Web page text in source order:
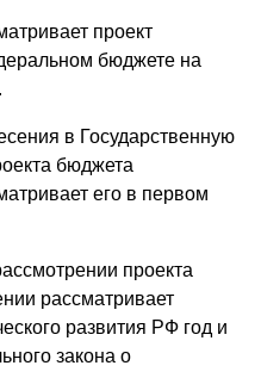
проект
бюджете на
в Государственную
бюджета
его в первом
проекта
рассматривает
развития РФ год и
закона о